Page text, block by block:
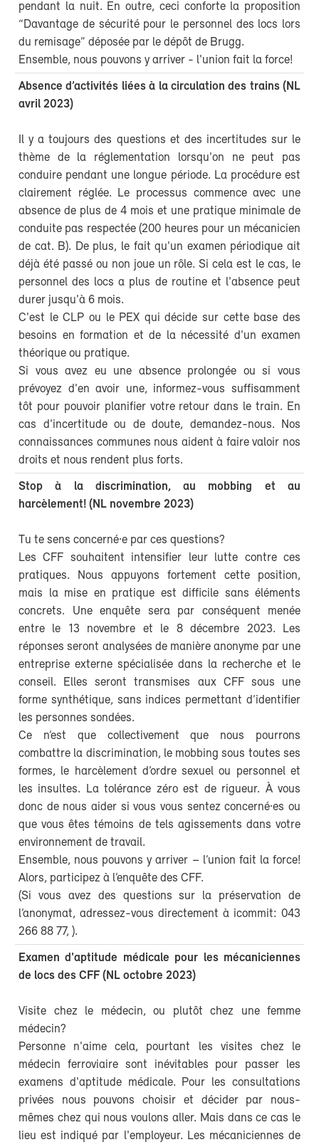
pendant la nuit. En outre, ceci conforte la proposition
“Davantage de sécurité pour le personnel des locs lors
du remisage” déposée par le dépôt de Brugg.
Ensemble, nous pouvons y arriver - l'union fait la force!
Absence d’activités liées à la circulation des trains (NL
avril 2023)
Il y a toujours des questions et des incertitudes sur le
thème de la réglementation lorsqu'on ne peut pas
conduire pendant une longue période. La procédure est
clairement réglée. Le processus commence avec une
absence de plus de 4 mois et une pratique minimale de
conduite pas respectée (200 heures pour un mécanicien
de cat. B). De plus, le fait qu'un examen périodique ait
déjà été passé ou non joue un rôle. Si cela est le cas, le
personnel des locs a plus de routine et l'absence peut
durer jusqu'à 6 mois.
C'est le CLP ou le PEX qui décide sur cette base des
besoins en formation et de la nécessité d'un examen
théorique ou pratique.
Si vous avez eu une absence prolongée ou si vous
prévoyez d'en avoir une, informez-vous suffisamment
tôt pour pouvoir planifier votre retour dans le train. En
cas d'incertitude ou de doute, demandez-nous. Nos
connaissances communes nous aident à faire valoir nos
droits et nous rendent plus forts.
Stop à la discrimination, au mobbing et au
harcèlement! (NL novembre 2023)
Tu te sens concerné·e par ces questions?
Les CFF souhaitent intensifier leur lutte contre ces
pratiques. Nous appuyons fortement cette position,
mais la mise en pratique est difficile sans éléments
concrets. Une enquête sera par conséquent menée
entre le 13 novembre et le 8 décembre 2023. Les
réponses seront analysées de manière anonyme par une
entreprise externe spécialisée dans la recherche et le
conseil. Elles seront transmises aux CFF sous une
forme synthétique, sans indices permettant d’identifier
les personnes sondées.
Ce n’est que collectivement que nous pourrons
combattre la discrimination, le mobbing sous toutes ses
formes, le harcèlement d’ordre sexuel ou personnel et
les insultes. La tolérance zéro est de rigueur. À vous
donc de nous aider si vous vous sentez concerné·es ou
que vous êtes témoins de tels agissements dans votre
environnement de travail.
Ensemble, nous pouvons y arriver – l’union fait la force!
Alors, participez à l’enquête des CFF.
(Si vous avez des questions sur la préservation de
l’anonymat, adressez-vous directement à icommit: 043
266 88 77, ).
Examen d'aptitude médicale pour les mécaniciennes
de locs des CFF (NL octobre 2023)
Visite chez le médecin, ou plutôt chez une femme
médecin?
Personne n'aime cela, pourtant les visites chez le
médecin ferroviaire sont inévitables pour passer les
examens d'aptitude médicale. Pour les consultations
privées nous pouvons choisir et décider par nous-
mêmes chez qui nous voulons aller. Mais dans ce cas le
lieu est indiqué par l'employeur. Les mécaniciennes de